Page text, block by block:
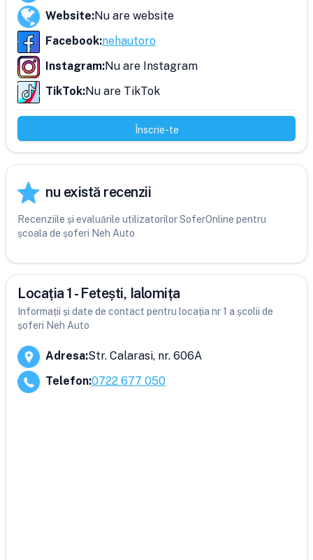
Website:Nu are website
Facebook:nehautoro
Instagram:Nu are Instagram
TikTok:Nu are TikTok
Înscrie-te
nu există recenzii
Recenziile și evaluările utilizatorilor SoferOnline pentru
școala de șoferi Neh Auto
Locația 1 - Fetești, Ialomița
Informații și date de contact pentru locația nr 1 a școlii de
șoferi Neh Auto
Adresa:Str. Calarasi, nr. 606A
Telefon:0722 677 050